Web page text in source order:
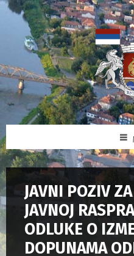
JAVNI POZIV
JAVNOJ
ODLUKE O
DOPUNAMA